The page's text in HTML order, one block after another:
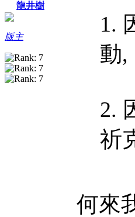
龍井樹
版主
1.
動,
2.
祈
何來